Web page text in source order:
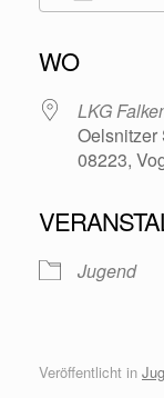
WO
LKG
Oelsnitzer
08223,
Jugend
Veröffentlicht in